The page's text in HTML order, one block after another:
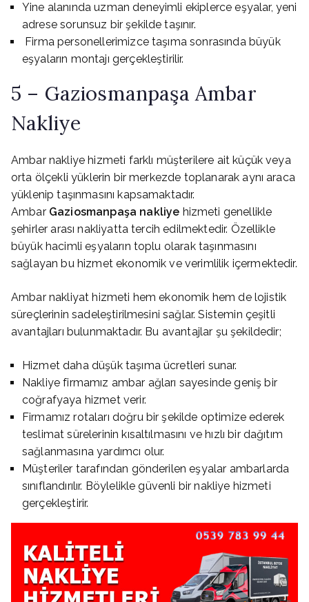
Yine alanında uzman deneyimli ekiplerce eşyalar, yeni
adrese sorunsuz bir şekilde taşınır.
Firma personellerimizce taşıma sonrasında büyük
eşyaların montajı gerçekleştirilir.
5 – Gaziosmanpaşa Ambar
Nakliye
Ambar nakliye hizmeti farklı müşterilere ait küçük veya
orta ölçekli yüklerin bir merkezde toplanarak aynı araca
yüklenip taşınmasını kapsamaktadır.
Ambar Gaziosmanpaşa nakliye hizmeti genellikle
şehirler arası nakliyatta tercih edilmektedir. Özellikle
büyük hacimli eşyaların toplu olarak taşınmasını
sağlayan bu hizmet ekonomik ve verimlilik içermektedir.
Ambar nakliyat hizmeti hem ekonomik hem de lojistik
süreçlerinin sadeleştirilmesini sağlar. Sistemin çeşitli
avantajları bulunmaktadır. Bu avantajlar şu şekildedir;
Hizmet daha düşük taşıma ücretleri sunar.
Nakliye firmamız ambar ağları sayesinde geniş bir
coğrafyaya hizmet verir.
Firmamız rotaları doğru bir şekilde optimize ederek
teslimat sürelerinin kısaltılmasını ve hızlı bir dağıtım
sağlanmasına yardımcı olur.
Müşteriler tarafından gönderilen eşyalar ambarlarda
sınıflandırılır. Böylelikle güvenli bir nakliye hizmeti
gerçekleştirir.